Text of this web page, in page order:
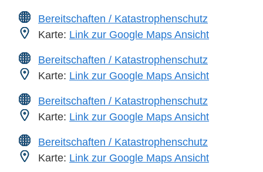
Bereitschaften / Katastrophenschutz
Karte: Link zur Google Maps Ansicht
Bereitschaften / Katastrophenschutz
Karte: Link zur Google Maps Ansicht
Bereitschaften / Katastrophenschutz
Karte: Link zur Google Maps Ansicht
Bereitschaften / Katastrophenschutz
Karte: Link zur Google Maps Ansicht